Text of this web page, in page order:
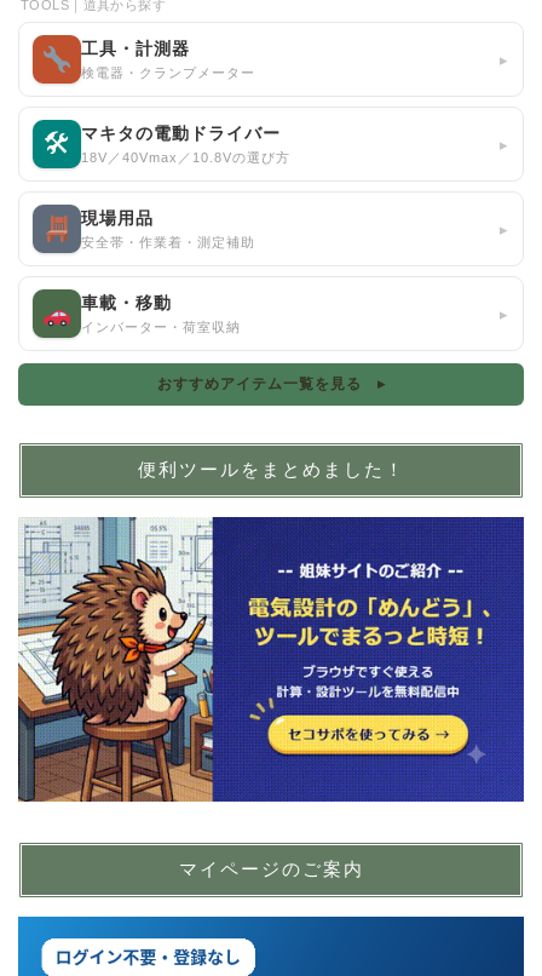
TOOLS｜道具から探す
工具・計測器
検電器・クランプメーター
▸
🛠 マキタの電動ドライバー
18V／40Vmax／10.8Vの選び方
▸
現場用品
安全帯・作業着・測定補助
▸
車載・移動
インバーター・荷室収納
▸
おすすめアイテム一覧を見る ▸
便利ツールをまとめました！
マイページのご案内